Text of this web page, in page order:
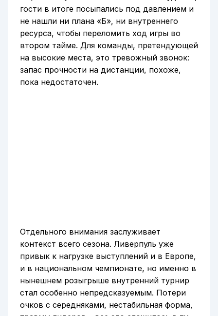
гости в итоге посыпались под давлением и
не нашли ни плана «Б», ни внутреннего
ресурса, чтобы переломить ход игры во
втором тайме. Для команды, претендующей
на высокие места, это тревожный звонок:
запас прочности на дистанции, похоже,
пока недостаточен.
Отдельного внимания заслуживает
контекст всего сезона. Ливерпуль уже
привык к нагрузке выступлений и в Европе,
и в национальном чемпионате, но именно в
нынешнем розыгрыше внутренний турнир
стал особенно непредсказуемым. Потери
очков с середняками, нестабильная форма,